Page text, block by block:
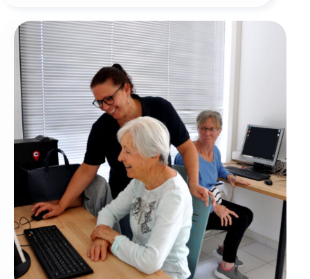
loto
du
3
mars